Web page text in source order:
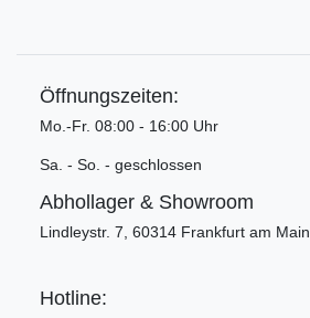
Öffnungszeiten:
Mo.-Fr. 08:00 - 16:00 Uhr
Sa. - So. - geschlossen
Abhollager & Showroom
Lindleystr. 7, 60314 Frankfurt am Main
Hotline: